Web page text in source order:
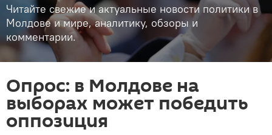
Читайте свежие и актуальные новости политики в
Молдове и мире, аналитику, обзоры и
комментарии.
Опрос: в Молдове на
выборах может победить
оппозиция